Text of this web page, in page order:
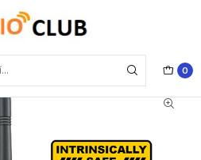
0
136-174 MHz 64CH digital DMR y
5W Radio portátil, sin pantalla ,